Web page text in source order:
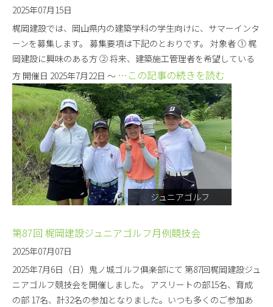
2025年07月15日
梶岡建設では、岡山県内の建築学科の学生向けに、サマーインタ
ーンを募集します。 募集要項は下記のとおりです。 対象者 ① 梶
岡建設に興味のある方 ② 将来、建築施工管理者を希望している
方 開催日 2025年7月22日 ～ …この記事の続きを読む
ジュニアゴルフ
第87回 梶岡建設ジュニアゴルフ月例競技会
2025年07月07日
2025年7月6日（日）鬼ノ城ゴルフ俱楽部にて 第87回梶岡建設ジュ
ニアゴルフ競技会を開催しました。 アスリートの部15名、育成
の部 17名、計32名の参加となりました。いつも多くのご参加あ